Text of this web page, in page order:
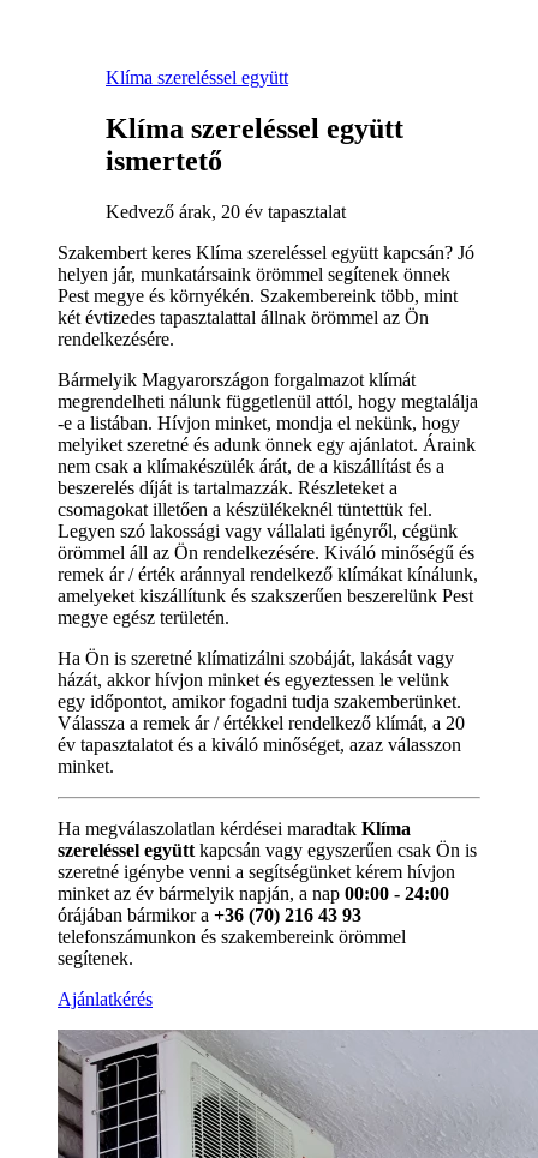
Klíma szereléssel együtt
Klíma szereléssel együtt
ismertető
Kedvező árak, 20 év tapasztalat
Szakembert keres Klíma szereléssel együtt kapcsán? Jó
helyen jár, munkatársaink örömmel segítenek önnek
Pest megye és környékén. Szakembereink több, mint
két évtizedes tapasztalattal állnak örömmel az Ön
rendelkezésére.
Bármelyik Magyarországon forgalmazot klímát
megrendelheti nálunk függetlenül attól, hogy megtalálja
-e a listában. Hívjon minket, mondja el nekünk, hogy
melyiket szeretné és adunk önnek egy ajánlatot. Áraink
nem csak a klímakészülék árát, de a kiszállítást és a
beszerelés díját is tartalmazzák. Részleteket a
csomagokat illetően a készülékeknél tüntettük fel.
Legyen szó lakossági vagy vállalati igényről, cégünk
örömmel áll az Ön rendelkezésére. Kiváló minőségű és
remek ár / érték aránnyal rendelkező klímákat kínálunk,
amelyeket kiszállítunk és szakszerűen beszerelünk Pest
megye egész területén.
Ha Ön is szeretné klímatizálni szobáját, lakását vagy
házát, akkor hívjon minket és egyeztessen le velünk
egy időpontot, amikor fogadni tudja szakemberünket.
Válassza a remek ár / értékkel rendelkező klímát, a 20
év tapasztalatot és a kiváló minőséget, azaz válasszon
minket.
Ha megválaszolatlan kérdései maradtak Klíma
szereléssel együtt kapcsán vagy egyszerűen csak Ön is
szeretné igénybe venni a segítségünket kérem hívjon
minket az év bármelyik napján, a nap 00:00 - 24:00
órájában bármikor a +36 (70) 216 43 93
telefonszámunkon és szakembereink örömmel
segítenek.
Ajánlatkérés